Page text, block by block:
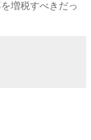
増税すべきだっ